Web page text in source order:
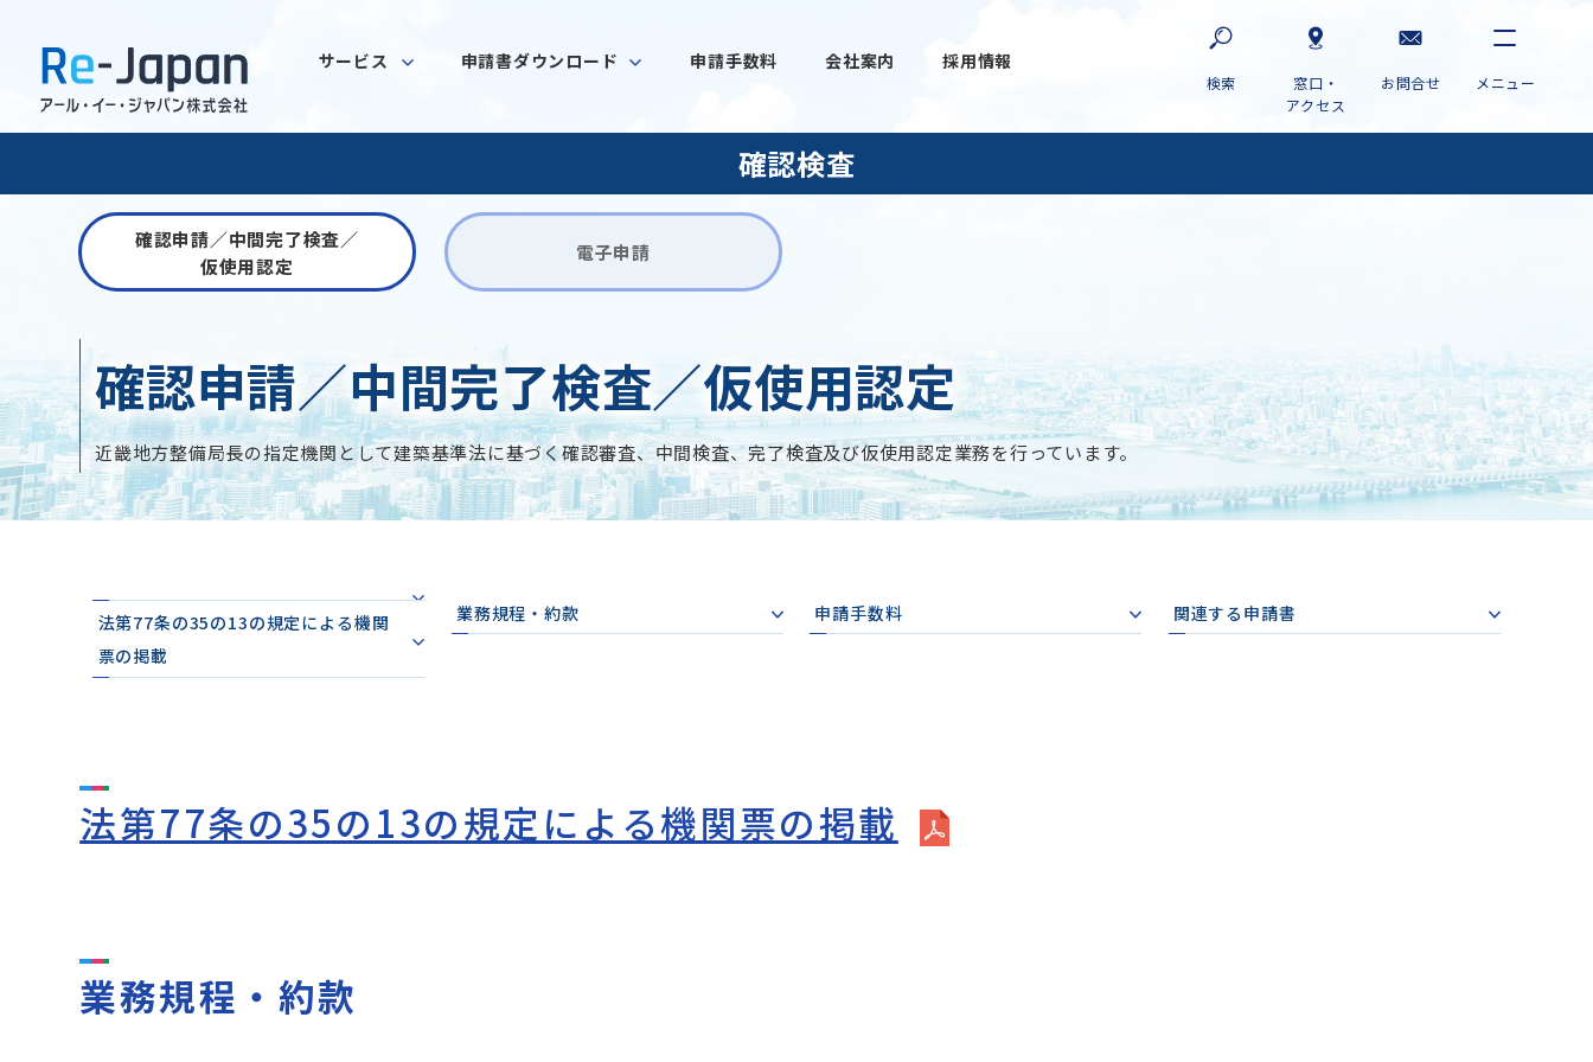
サービス 申請書ダウンロード 申請手数料 会社案内 採用情報
窓口・
アクセス
お問合せ
確認検査
確認申請／中間完了検査／
仮使用認定
電子申請
確認申請／中間完了検査／仮使用認定
近畿地方整備局長の指定機関として建築基準法に基づく確認審査、中間検査、完了検査及び仮使用認定業務を行っています。
法第77条の35の13の規定による機関
票の掲載
業務規程・約款 申請手数料 関連する申請書
法第77条の35の13の規定による機関票の掲載
業務規程・約款